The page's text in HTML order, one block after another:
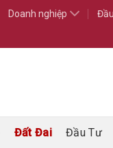
Doanh nghiệp
Đất Đai Đầu Tư